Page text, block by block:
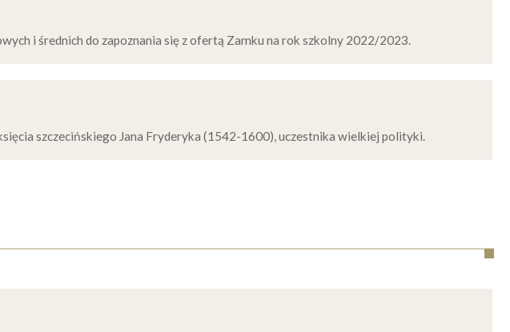
i średnich do zapoznania się z ofertą Zamku na rok szkolny 2022/2023.
szczecińskiego Jana Fryderyka (1542-1600), uczestnika wielkiej polityki.